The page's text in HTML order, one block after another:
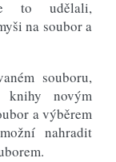
to udělali,
na soubor a
souboru,
novým
a výběrem
nahradit